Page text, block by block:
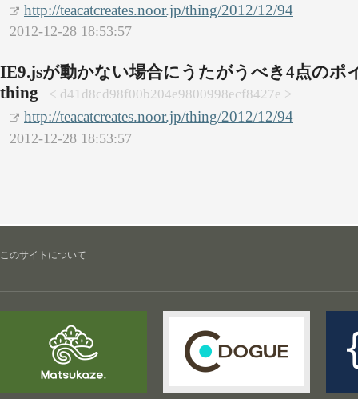
http://teacatcreates.noor.jp/thing/2012/12/94
2012-12-28 18:53:57
IE9.jsが動かない場合にうたがうべき4点のポ
thing
d41d8cd98f00b204e9800998ecf8427e
http://teacatcreates.noor.jp/thing/2012/12/94
2012-12-28 18:53:57
このサイトについて